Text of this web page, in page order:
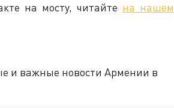
на мосту, читайте на нашем
и важные новости Армении в